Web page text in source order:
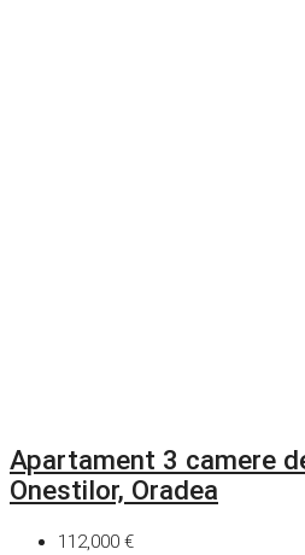
Apartament 3 camere
Onestilor, Oradea
112,000 €